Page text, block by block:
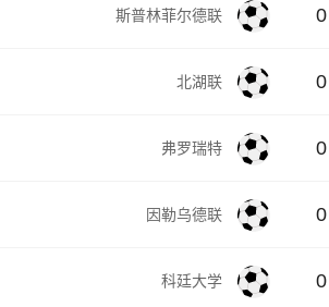
斯普林菲尔德联 0
北湖联 0
弗罗瑞特 0
因勒乌德联 0
科廷大学 0